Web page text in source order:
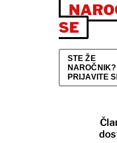
SE
STE ŽE
NAROČNIK?
PRIJAVITE